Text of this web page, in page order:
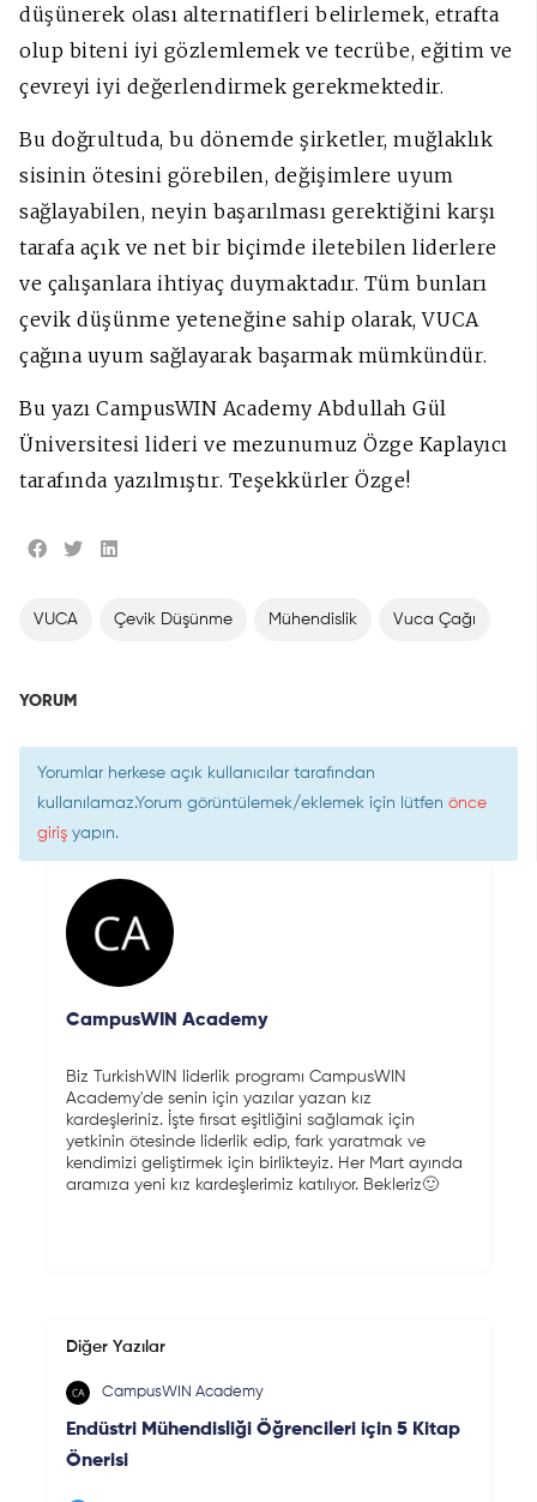
düşünerek olası alternatifleri belirlemek, etrafta
olup biteni iyi gözlemlemek ve tecrübe, eğitim ve
çevreyi iyi değerlendirmek gerekmektedir.
Bu doğrultuda, bu dönemde şirketler, muğlaklık
sisinin ötesini görebilen, değişimlere uyum
sağlayabilen, neyin başarılması gerektiğini karşı
tarafa açık ve net bir biçimde iletebilen liderlere
ve çalışanlara ihtiyaç duymaktadır. Tüm bunları
çevik düşünme yeteneğine sahip olarak, VUCA
çağına uyum sağlayarak başarmak mümkündür.
Bu yazı CampusWIN Academy Abdullah Gül
Üniversitesi lideri ve mezunumuz Özge Kaplayıcı
tarafında yazılmıştır. Teşekkürler Özge!
VUCA Çevik Düşünme Mühendislik Vuca Çağı
YORUM
Yorumlar herkese açık kullanıcılar tarafından
kullanılamaz.Yorum görüntülemek/eklemek için lütfen önce
giriş yapın.
CampusWIN Academy
Biz TurkishWIN liderlik programı CampusWIN
Academy'de senin için yazılar yazan kız
kardeşleriniz. İşte fırsat eşitliğini sağlamak için
yetkinin ötesinde liderlik edip, fark yaratmak ve
kendimizi geliştirmek için birlikteyiz. Her Mart ayında
aramıza yeni kız kardeşlerimiz katılıyor. Bekleriz🙂
Diğer Yazılar
CampusWIN Academy
Endüstri Mühendisliği Öğrencileri için 5 Kitap
Önerisi